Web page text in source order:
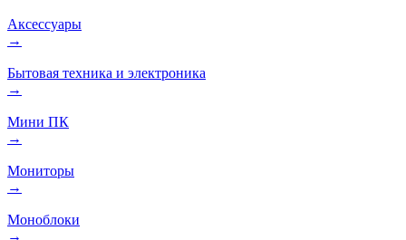
Аксессуары
→
Бытовая техника и электроника
→
Мини ПК
→
Мониторы
→
Моноблоки
→